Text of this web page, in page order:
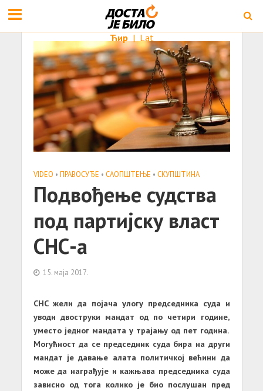
Ћир | Lat
VIDEO • ПРАВОСУЂЕ • САОПШТЕЊE • СКУПШТИНА
Подвођење судства
под партијску власт
СНС-а
15. маја 2017.
СНС жели да појача улогу председника суда и
уводи двоструки мандат од по четири године,
уместо једног мандата у трајању од пет година.
Могућност да се председник суда бира на други
мандат је давање алата политичкој већини да
може да награђује и кажњава председника суда
зависно од тога колико је био послушан пред